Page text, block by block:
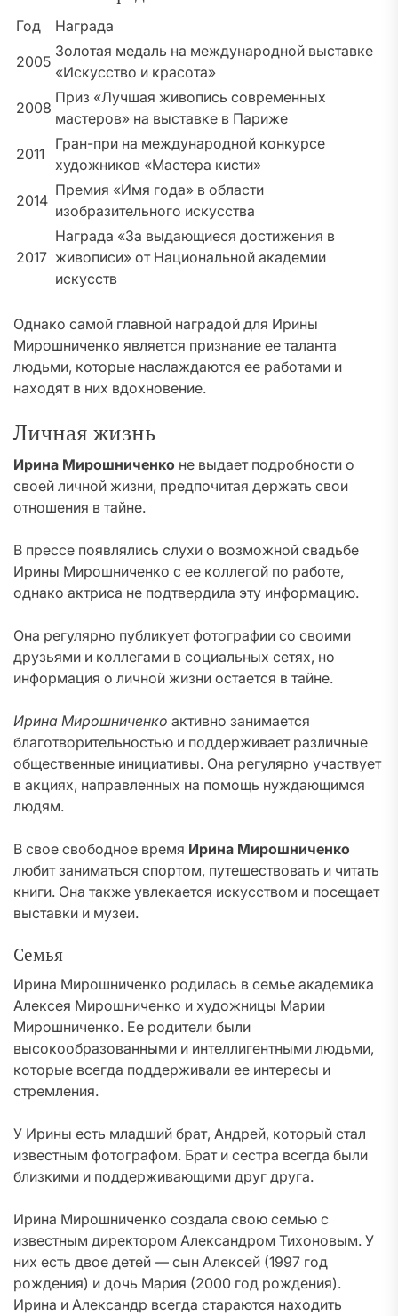
Год
Награда
2005
Золотая медаль на международной выставке
«Искусство и красота»
2008
Приз «Лучшая живопись современных
мастеров» на выставке в Париже
2011
Гран-при на международной конкурсе
художников «Мастера кисти»
2014
Премия «Имя года» в области
изобразительного искусства
2017
Награда «За выдающиеся достижения в
живописи» от Национальной академии
искусств
Однако самой главной наградой для Ирины
Мирошниченко является признание ее таланта
людьми, которые наслаждаются ее работами и
находят в них вдохновение.
Личная жизнь
Ирина Мирошниченко не выдает подробности о
своей личной жизни, предпочитая держать свои
отношения в тайне.
В прессе появлялись слухи о возможной свадьбе
Ирины Мирошниченко с ее коллегой по работе,
однако актриса не подтвердила эту информацию.
Она регулярно публикует фотографии со своими
друзьями и коллегами в социальных сетях, но
информация о личной жизни остается в тайне.
Ирина Мирошниченко активно занимается
благотворительностью и поддерживает различные
общественные инициативы. Она регулярно участвует
в акциях, направленных на помощь нуждающимся
людям.
В свое свободное время Ирина Мирошниченко
любит заниматься спортом, путешествовать и читать
книги. Она также увлекается искусством и посещает
выставки и музеи.
Семья
Ирина Мирошниченко родилась в семье академика
Алексея Мирошниченко и художницы Марии
Мирошниченко. Ее родители были
высокообразованными и интеллигентными людьми,
которые всегда поддерживали ее интересы и
стремления.
У Ирины есть младший брат, Андрей, который стал
известным фотографом. Брат и сестра всегда были
близкими и поддерживающими друг друга.
Ирина Мирошниченко создала свою семью с
известным директором Александром Тихоновым. У
них есть двое детей — сын Алексей (1997 год
рождения) и дочь Мария (2000 год рождения).
Ирина и Александр всегда стараются находить